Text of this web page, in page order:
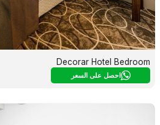
Decorar Hotel Bedroom
احصل على السعر